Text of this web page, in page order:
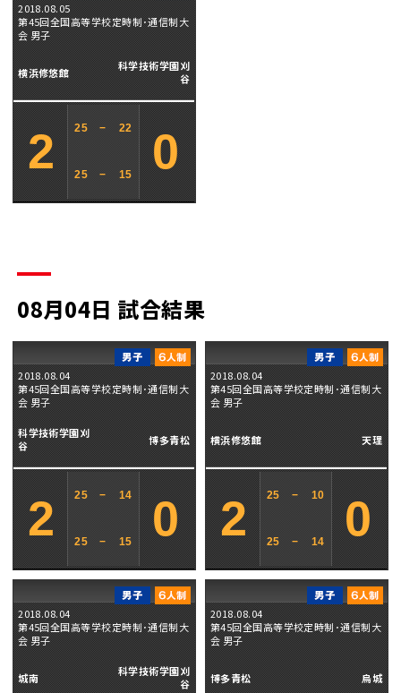
2018.08.05
第45回全国高等学校定時制･通信制大
会 男子
横浜修悠館
科学技術学園刈
谷
2 25 − 22
25 − 15 0
08月04日 試合結果
2018.08.04
第45回全国高等学校定時制･通信制大
会 男子
科学技術学園刈
谷
博多青松
2 25 − 14
25 − 15 0
2018.08.04
第45回全国高等学校定時制･通信制大
会 男子
横浜修悠館 天理
2 25 − 10
25 − 14 0
2018.08.04
第45回全国高等学校定時制･通信制大
会 男子
城南
科学技術学園刈
谷
2018.08.04
第45回全国高等学校定時制･通信制大
会 男子
博多青松 烏城